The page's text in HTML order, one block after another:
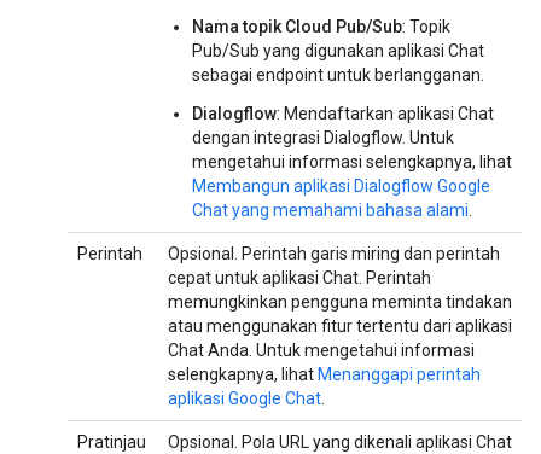
Nama topik Cloud Pub/Sub: Topik
Pub/Sub yang digunakan aplikasi Chat
sebagai endpoint untuk berlangganan.
Dialogflow: Mendaftarkan aplikasi Chat
dengan integrasi Dialogflow. Untuk
mengetahui informasi selengkapnya, lihat
Membangun aplikasi Dialogflow Google
Chat yang memahami bahasa alami
Perintah
Opsional. Perintah garis miring dan perintah
cepat untuk aplikasi Chat. Perintah
memungkinkan pengguna meminta tindakan
atau menggunakan fitur tertentu dari aplikasi
Chat Anda. Untuk mengetahui informasi
selengkapnya, lihat Menanggapi perintah
aplikasi Google Chat
Pratinjau
Opsional. Pola URL yang dikenali aplikasi Chat